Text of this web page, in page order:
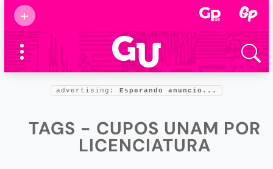
+
Supermamás
2025
Marcas de
confianza
Foro salud
advertising: Esperando anuncio...
TAGS - CUPOS UNAM POR
LICENCIATURA